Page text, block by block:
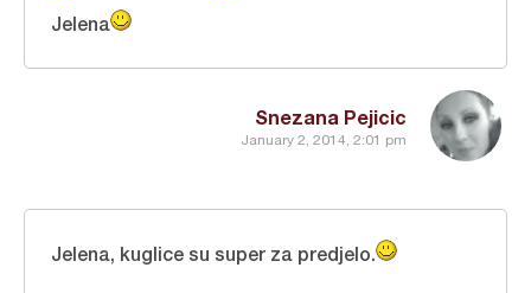
Snezana Pejicic
January 2, 2014, 2:01 pm
Jelena
Jelena, kuglice su super za predjelo.